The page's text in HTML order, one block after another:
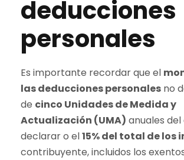
deducciones
personales
Es importante recordar que el
las deducciones personales no
de cinco Unidades de Medida y
Actualización (UMA) anuales
declarar o el15% del total de los
contribuyente, incluidos los